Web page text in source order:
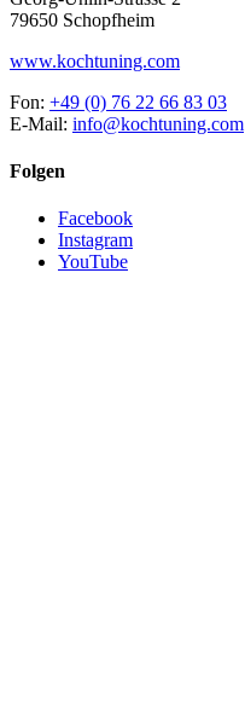
79650 Schopfheim
www.kochtuning.com
Fon: +49 (0) 76 22 66 83 03
E-Mail: info@kochtuning.com
Folgen
Facebook
Instagram
YouTube